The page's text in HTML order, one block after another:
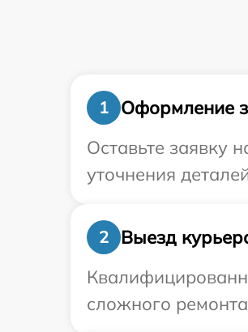
1
Оформление
Оставьте заявку
уточнения
2
Выезд
сложного